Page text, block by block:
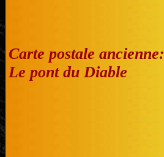
Carte postale ancienne:
Le pont du Diable